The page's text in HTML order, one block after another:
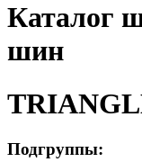
Каталог
шин
Подгруппы: